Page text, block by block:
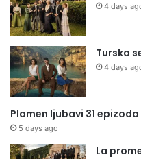
4 days
Turska
4 days
Plamen ljubavi 31 epizoda
5 days ago
La